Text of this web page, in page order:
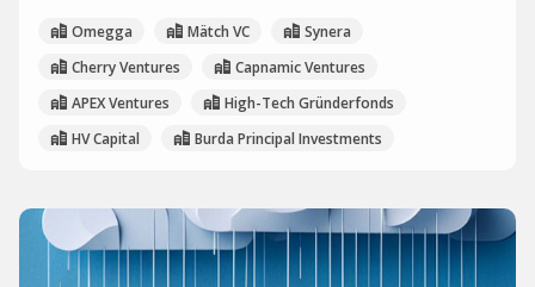
Omegga Mätch VC
Synera
Cherry Ventures
Capnamic Ventures
APEX Ventures
High-Tech Gründerfonds
HV Capital
Burda Principal Investments